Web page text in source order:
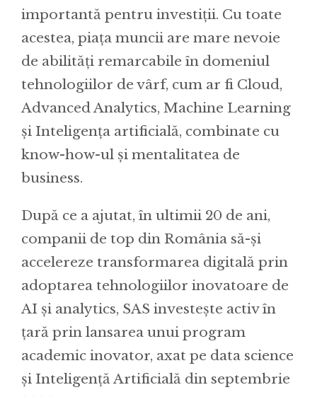
importantă pentru investiții. Cu toate
acestea, piața muncii are mare nevoie
de abilități remarcabile în domeniul
tehnologiilor de vârf, cum ar fi Cloud,
Advanced Analytics, Machine Learning
și Inteligența artificială, combinate cu
know-how-ul și mentalitatea de
business.
După ce a ajutat, în ultimii 20 de ani,
companii de top din România să-și
accelereze transformarea digitală prin
adoptarea tehnologiilor inovatoare de
AI și analytics, SAS investește activ în
țară prin lansarea unui program
academic inovator, axat pe data science
și Inteligență Artificială din septembrie